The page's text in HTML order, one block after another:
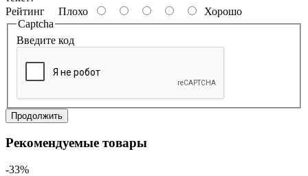
Рейтинг Плохо
Хорошо
Captcha
Введите код
Продолжить
Рекомендуемые товары
-33%